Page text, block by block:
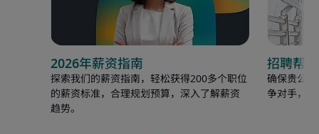
2026年薪资指南
探索我们的薪资指南，轻松获得200多个职位
的薪资标准，合理规划预算，深入了解薪资
趋势。
招聘帮助
确保贵公
争对手，